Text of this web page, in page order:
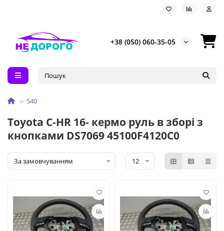
+38 (050) 060-35-05
540
Toyota C-HR 16- кермо руль в зборі з
кнопками DS7069 45100F4120C0